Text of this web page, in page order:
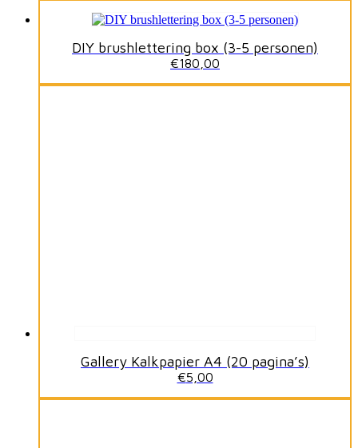
DIY brushlettering box (3-5 personen)
€180,00
Gallery Kalkpapier A4 (20 pagina’s)
€5,00